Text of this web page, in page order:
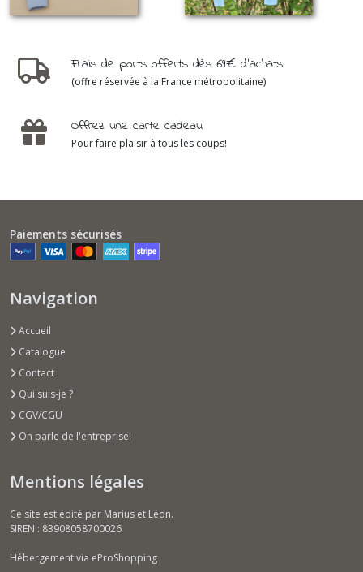
Frais de ports offerts dès 69€ d'achats
(offre réservée à la France métropolitaine)
Offrez une carte cadeau
Pour faire plaisir à tous les coups!
Paiements sécurisés
Navigation
Accueil
Catalogue
Contact
Qui suis-je ?
CGV/CGU
On parle de l'entreprise!
Mentions légales
Ce site est édité par Marius et Léon.
SIREN : 83908058700026
Hébergement via eProShopping